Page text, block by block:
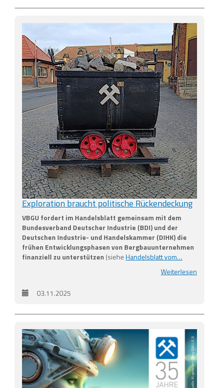
Exploration braucht politische Rückendeckung
VBGU fordert im Handelsblatt gemeinsam mit dem
Bundesverband Deutscher Industrie (BDI) und der
Deutschen Industrie- und Handelskammer (DIHK) die
frühen Entwicklungsphasen von Bergbauunternehmen
finanziell zu unterstützen (sieheHandelsblatt vom…
Weiterlesen
03.11.2025